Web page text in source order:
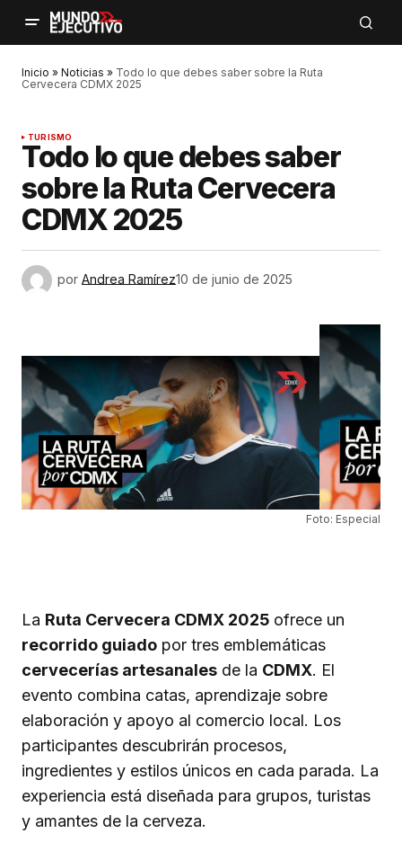
Inicio » Noticias » Todo lo que debes saber sobre la Ruta
Cervecera CDMX 2025
TURISMO
Todo lo que debes saber
sobre la Ruta Cervecera
CDMX 2025
por Andrea Ramírez10 de junio de 2025
Foto: Especial
La Ruta Cervecera CDMX 2025 ofrece un
recorrido guiado por tres emblemáticas
cervecerías artesanales de la CDMX. El
evento combina catas, aprendizaje sobre
elaboración y apoyo al comercio local. Los
participantes descubrirán procesos,
ingredientes y estilos únicos en cada parada. La
experiencia está diseñada para grupos, turistas
y amantes de la cerveza.